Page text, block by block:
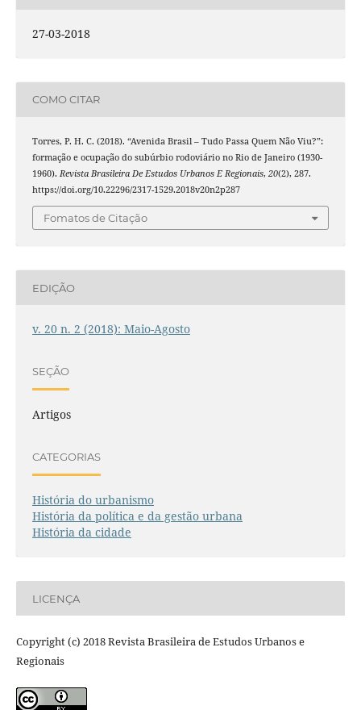
27-03-2018
COMO CITAR
Torres, P. H. C. (2018). “Avenida Brasil – Tudo Passa Quem Não Viu?”:
formação e ocupação do subúrbio rodoviário no Rio de Janeiro (1930-
1960). Revista Brasileira De Estudos Urbanos E Regionais, 20(2), 287.
https://doi.org/10.22296/2317-1529.2018v20n2p287
Fomatos de Citação
EDIÇÃO
v. 20 n. 2 (2018): Maio-Agosto
SEÇÃO
Artigos
CATEGORIAS
História do urbanismo
História da política e da gestão urbana
História da cidade
LICENÇA
Copyright (c) 2018 Revista Brasileira de Estudos Urbanos e
Regionais